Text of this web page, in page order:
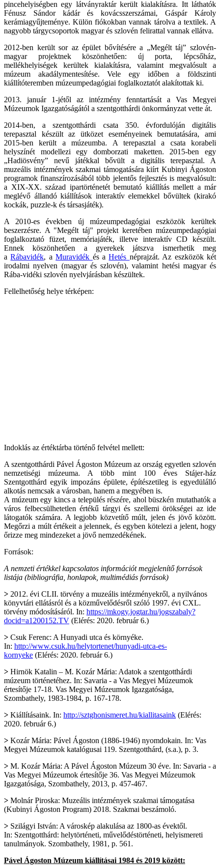
pincehelyiségben egy látványraktár került kialakításra. Itt láthatók
Fénusz Sándor kádár és kovácsszerszámai, Gáspár Károly
kerámiagyűjteménye. Külön fiókokban vannak tárolva a textilek. A
nagyobb tárgycsoportok magyar és szlovén felirattal vannak ellátva.
2012-ben került sor az épület bővítésére a „Megélt táj” szlovén-
magyar projektnek köszönhetően: új porta, lépcsőház,
mellékhelyiségek kerültek kialakításra, valamint megvalósult a
múzeum akadálymentesítése. Vele egy időben a földszinti
kiállítóteremben múzeumpedagógiai foglalkoztatót alakítottak ki.
2013. január 1-jétől az intézmény fenntartását a Vas Megyei
Múzeumok Igazgatóságától a szentgotthárdi önkormányzat vette át.
2014-ben, a szentgotthárdi csata 350. évfordulóján digitális
terepasztal készült az ütközet eseményeinek bemutatására, ami
2015-ben került a múzeumba. A terepasztal a csata korabeli
helyszínét modellezi egy domborzati maketten. 2015-ben egy
„Hadiösvény” nevű játékkal bővült a digitális terepasztal. A
muzeális intézmények szakmai támogatására kiírt Kubinyi Ágoston
programok finanszírozásából több jelentős fejlesztés is megvalósult:
a XIX-XX. század ipartörténetét bemutató kiállítás mellett a már
meglévő állandó kiállítások interaktív elemekkel bővültek (kirakó
kockák, puzzle-k és társasjáték).
A 2010-es években új múzeumpedagógiai eszközök kerültek
beszerzésre. A "Megélt táj" projekt keretében múzeumpedagógiai
foglalkoztató füzet, memóriajáték, illetve interaktív CD készült.
Ennek köszönhetően a gyerekek játszva ismerhetik meg
aRábavidék, aMuravidék és aHetés néprajzát. Az eszközök két
irodalmi nyelven (magyar és szlovén), valamint hetési magyar és
Rába-vidéki szlovén nyelvjárásban készültek.
Fellelhetőség helye térképen:
Indoklás az értéktárba történő felvétel mellett:
A szentgotthárdi Pável Ágoston Múzeum az ország egyetlen szlovén
nemzetiségi múzeuma. A több mint 100 éves Stájer-ház
Szentgotthárd egyik impozáns épülete, építészetileg is egyedülálló
alkotás nemcsak a városban, hanem a megyében is.
A múzeum egy kincs a település részére, ahol büszkén mutathatók a
város felbecsülhetetlen értékű tárgyi és szellemi örökségei az ide
látogatók számára. A legjobb közvetítő múlt, jelen és jövő között.
Megőrzi a múlt értékeit a jelennek, és egyben kötelezi a jelent, hogy
őrizze meg mindezeket a jövő nemzedékének.
Források:
A nemzeti értékkel kapcsolatos információt megjelenítő források
listája (bibliográfia, honlapok, multimédiás források)
> 2012. évi CLII. törvény a muzeális intézményekről, a nyilvános
könyvtári ellátásról és a közművelődésről szóló 1997. évi CXL.
törvény módosításáról. In: https://mkogy.jogtar.hu/jogszabaly?
docid=a1200152.TV (Elérés: 2020. február 6.)
> Csuk Ferenc: A Hunyadi utca és környéke.
In: http://www.csuk.hu/helytortenet/hunyadi-utca-es-
kornyeke (Elérés: 2020. február 6.)
> Hirnök Katalin – M. Kozár Mária: Adatok a szentgotthárdi
múzeum történetéhez. In: Savaria - a Vas Megyei Múzeumok
értesítője 17-18. Vas Megyei Múzeumok Igazgatósága,
Szombathely, 1983-1984, p. 167-178.
> Kiállításaink. In: http://sztghonismeret.hu/kiallitasaink (Elérés:
2020. február 6.)
> Kozár Mária: Pável Ágoston (1886-1946) nyomdokain. In: Vas
Megyei Múzeumok katalógusai 119. Szentgotthárd, (s.a.), p. 3.
> M. Kozár Mária: A Pável Ágoston Múzeum 30 éve. In: Savaria - a
Vas Megyei Múzeumok értesítője 36. Vas Megyei Múzeumok
Igazgatósága, Szombathely, 2013, p. 457-467.
> Molnár Piroska: Muzeális intézmények szakmai támogatása
(Kubinyi Ágoston Program) 2018. Szakmai beszámoló.
> Szilágyi István: A városkép alakulása az 1800-as évektől.
In: Szentgotthárd: helytörténeti, művelődéstörténeti, helyismereti
tanulmányok. Szombathely, 1981, p. 561.
Pável Ágoston Múzeum kiállításai 1984 és 2019 között: